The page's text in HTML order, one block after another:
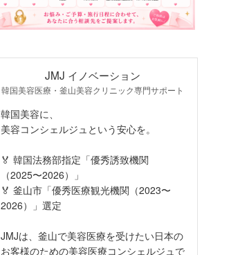
JMJ イノベーション
韓国美容医療・釜山美容クリニック専門サポート
韓国美容に、
美容コンシェルジュという安心を。
🏅 韓国法務部指定「優秀誘致機関
（2025〜2026）」
🏅 釜山市「優秀医療観光機関（2023〜
2026）」選定
JMJは、釜山で美容医療を受けたい日本の
お客様のための美容医療コンシェルジュで